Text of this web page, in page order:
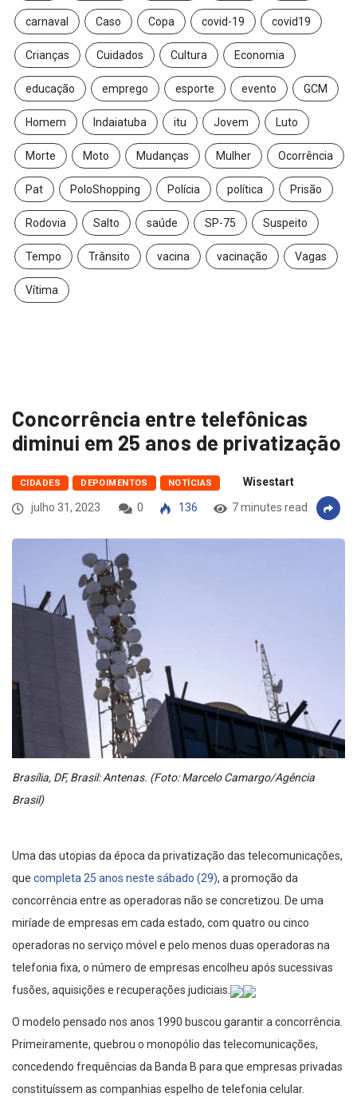
carnaval Caso Copa covid-19 covid19
Crianças Cuidados Cultura Economia
educação emprego esporte evento GCM
Homem Indaiatuba itu Jovem Luto
Morte Moto Mudanças Mulher Ocorrência
Pat PoloShopping Polícia política Prisão
Rodovia Salto saúde SP-75 Suspeito
Tempo Trânsito vacina vacinação Vagas
Vítima
Concorrência entre telefônicas
diminui em 25 anos de privatização
CIDADES DEPOIMENTOS NOTÍCIAS
Wisestart
julho 31, 2023
0 136 7 minutes read
Brasília, DF, Brasil: Antenas. (Foto: Marcelo Camargo/Agência
Brasil)
Uma das utopias da época da privatização das telecomunicações,
que completa 25 anos neste sábado (29), a promoção da
concorrência entre as operadoras não se concretizou. De uma
miríade de empresas em cada estado, com quatro ou cinco
operadoras no serviço móvel e pelo menos duas operadoras na
telefonia fixa, o número de empresas encolheu após sucessivas
fusões, aquisições e recuperações judiciais.
O modelo pensado nos anos 1990 buscou garantir a concorrência.
Primeiramente, quebrou o monopólio das telecomunicações,
concedendo frequências da Banda B para que empresas privadas
constituíssem as companhias espelho de telefonia celular.